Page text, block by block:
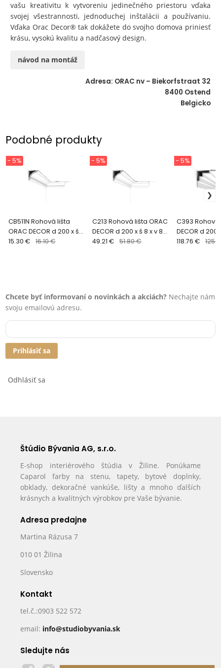
vašu kreativitu k vytvoreniu jedinečného priestoru vďaka
svojej všestrannosti, jednoduchej inštalácii a používaniu.
Vďaka Orac Decor® tak dokážete do svojho domova priniesť
krásu, vysokú kvalitu a nadčasový design.
návod na montáž
Adresa: ORAC nv – Biekorfstraat 32
8400 Ostend
Belgicko
Podobné produkty
CB511N Rohová lišta
ORAC DECOR d 200 x š
6,7 x v 6,7 cm
- 5%
15.30 € 16.10 €
C213 Rohová lišta ORAC
DECOR d 200 x š 8 x v 8
cm
- 5%
49.21 € 51.80 €
C393 Rohová
DECOR d 200
cm
- 5%
118.76 €
Chcete byť informovaní o novinkách a akciách? Nechajte nám
svoju emailovú adresu.
Prihlásiť sa
Odhlásiť sa
Štúdio Bývania AG, s.r.o.
E-shop interiérového štúdia v Žiline. Ponúkame
Caparol farby na stenu, tapety, bytové doplnky,
obklady, dekoračné vankúše, lišty a mnoho ďalších
krásnych a kvalitných výrobkov pre Vaše bývanie.
Adresa predajne
Martina Rázusa 7
010 01 Žilina
Slovensko
Kontakt
tel.č.:0903 522 572
email: info@studiobyvania.sk
Sledujte nás